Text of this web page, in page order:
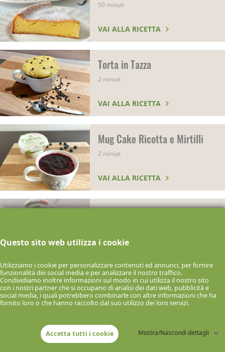
Questo sito web utilizza i cookie
Utilizziamo i cookie per personalizzare contenuti ed annunci, per fornire
funzionalità dei social media e per analizzare il nostro traffico.
Condividiamo inoltre informazioni sul modo in cui utilizza il nostro sito
con i nostri partner che si occupano di analisi dei dati web, pubblicità e
social media, i quali potrebbero combinarle con altre informazioni che ha
fornito loro o che hanno raccolto dal suo utilizzo dei loro servizi.
Accetta tutti i cookie Mostra/Nascondi dettagli
50 minuti
VAI ALLA RICETTA
Torta in Tazza
2 minuti
VAI ALLA RICETTA
Mug Cake Ricotta e Mirtilli
2 minuti
VAI ALLA RICETTA
Cheesecake al Bicchiere
0 minuti
VAI ALLA RICETTA
Plumcake Salato con Ricotta
45 minuti